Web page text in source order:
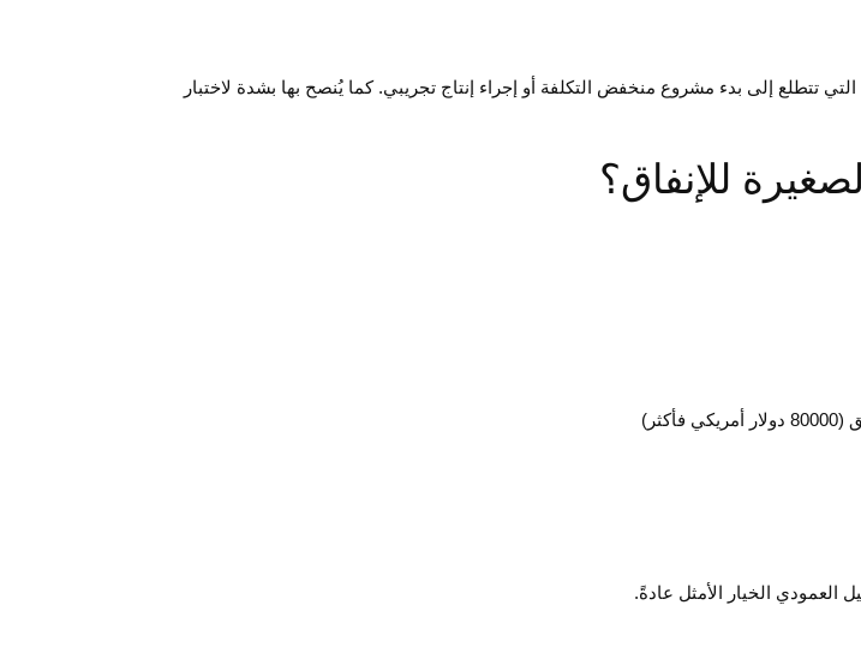
تتطلع إلى بدء مشروع منخفض التكلفة أو إجراء إنتاج تجريبي. كما يُنصح بها بشدة لاختبار
العمودي الخيار الأمثل عادةً.